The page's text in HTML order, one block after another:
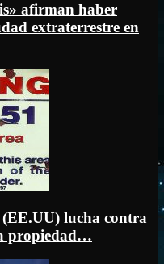
afirman haber
extraterrestre en
lucha contra
propiedad…